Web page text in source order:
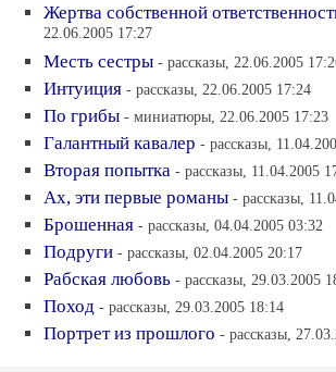
Жертва собственной
22.06.2005 17:27
Месть сестры - рассказы, 22.06.2005
Интуиция - рассказы, 22.06.2005 17:24
По грибы - миниатюры, 22.06.2005 17:23
Галантный кавалер - рассказы,
Вторая попытка - рассказы, 11.04.2005
Ах, эти первые романы - рассказы,
Брошенная - рассказы, 04.04.2005 03:32
Подруги - рассказы, 02.04.2005 20:17
Рабская любовь - рассказы, 29.03.2005
Поход - рассказы, 29.03.2005 18:14
Портрет из прошлого - рассказы,